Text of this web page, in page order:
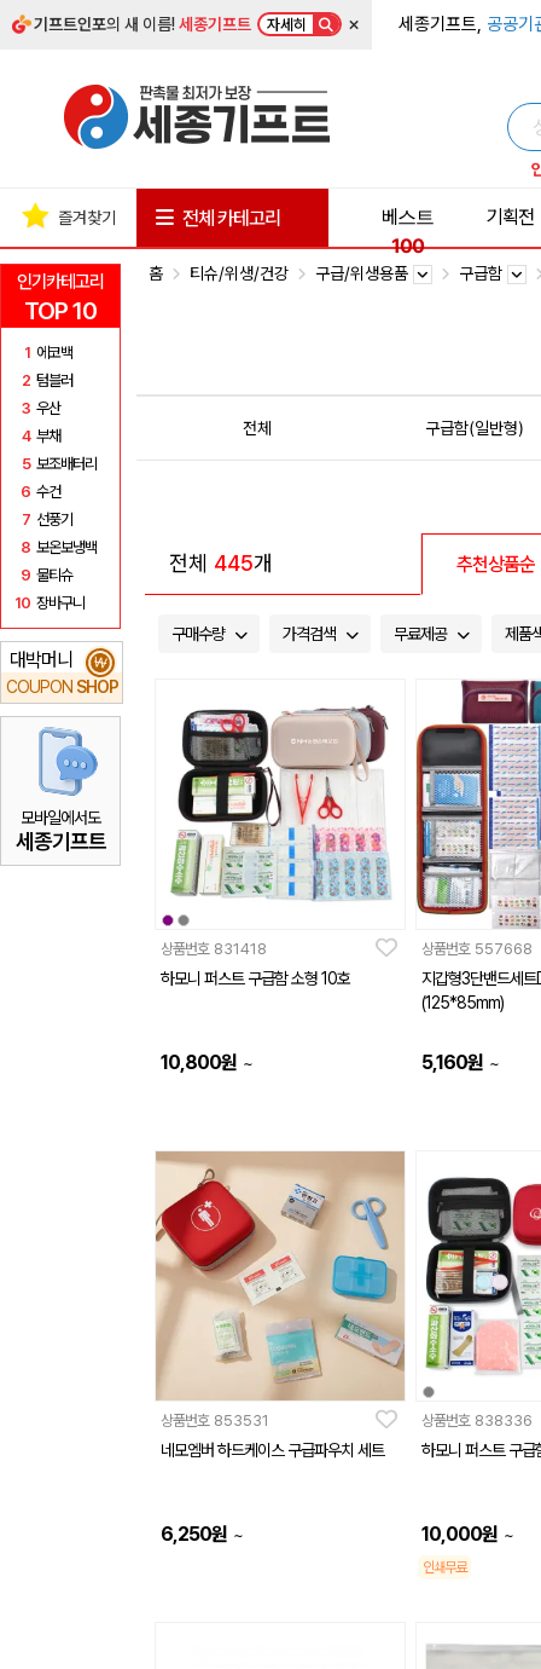
기프트인포의 새 이름!세종기프트 자세히 × 세종기프트, 공공기
인기카테고리
TOP 10
1 에코백
2 텀블러
3 우산
4 부채
5 보조배터리
6 수건
7 선풍기
8 보온보냉백
9 물티슈
10 장바구니
대박머니
COUPON SHOP
₩
모바일에서도
세종기프트
즐겨찾기 전체 카테고리
베스트
100
기획전
홈 티슈/위생/건강 구급/위생용품 구급함
전체 구급함(일반형)
전체 445개 추천상품순
구매수량 가격검색 무료제공 제품
상품번호 831418
하모니 퍼스트 구급함 소형 10호
10,800원 ~
상품번호 557668
지갑형3단밴드세트
(125*85mm)
5,160원 ~
상품번호 853531
네모엠버 하드케이스 구급파우치 세트
6,250원 ~
상품번호 838336
하모니 퍼스트 구급
10,000원 ~
인쇄무료